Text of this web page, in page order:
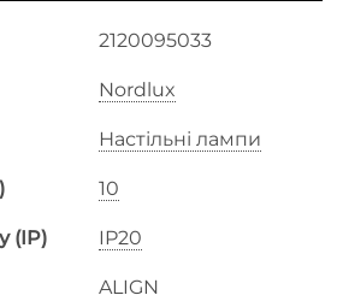
2120095033
Nordlux
Настільні лампи
10
(IP) IP20
ALIGN